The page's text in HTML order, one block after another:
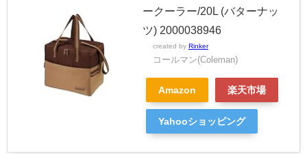
ークーラー/20L (バターナッ
ツ) 2000038946
created by Rinker
コールマン(Coleman)
Amazon 楽天市場
Yahooショッピング